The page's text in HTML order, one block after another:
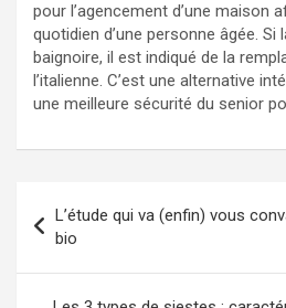
pour l’agencement d’une maison
quotidien d’une personne âgée. Si
baignoire, il est indiqué de la
l’italienne. C’est une alternative
une meilleure sécurité du senior
de
l’article
L’étude qui va (enfin) vous
bio